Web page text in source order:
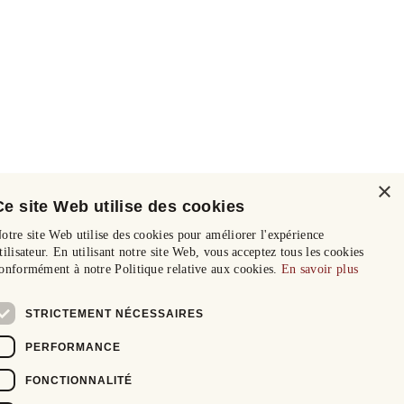
×
site Web utilise des cookies
site Web utilise des cookies pour améliorer l'expérience
En utilisant notre site Web, vous acceptez tous les cookies
à notre Politique relative aux cookies. En savoir plus
STRICTEMENT NÉCESSAIRES
PERFORMANCE
FONCTIONNALITÉ